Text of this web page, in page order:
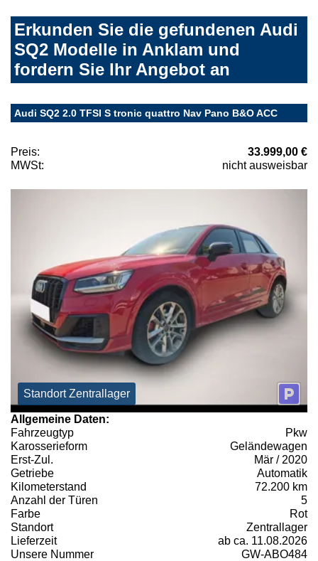
Erkunden Sie die gefundenen Audi
SQ2 Modelle in Anklam und
fordern Sie Ihr Angebot an
Audi SQ2 2.0 TFSI S tronic quattro Nav Pano B&O ACC
Preis:
33.999,00 €
MWSt:
nicht ausweisbar
Standort Zentrallager
Allgemeine Daten:
Fahrzeugtyp
Pkw
Karosserieform
Geländewagen
Erst-Zul.
Mär / 2020
Getriebe
Automatik
Kilometerstand
72.200 km
Anzahl der Türen
5
Farbe
Rot
Standort
Zentrallager
Lieferzeit
ab ca. 11.08.2026
Unsere Nummer
GW-ABO484